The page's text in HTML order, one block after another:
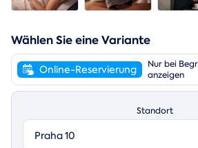
Wählen Sie eine Variante
Online-Reservierung
Nur bei
anzeigen
Standort
Praha 10